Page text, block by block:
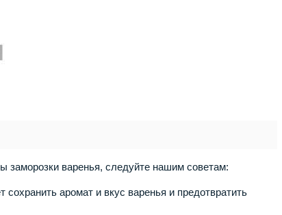
варенья, следуйте нашим советам:
аромат и вкус варенья и предотвратить